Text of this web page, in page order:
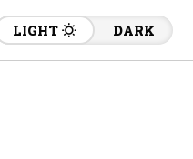
LIGHT DARK